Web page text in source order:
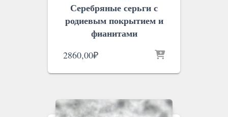
Серебряные серьги с
родиевым покрытием и
фианитами
2860,00₽